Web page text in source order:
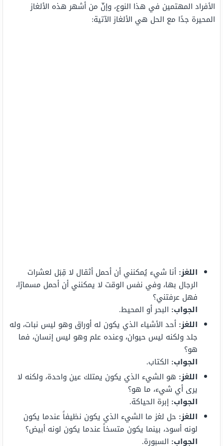
الأفراد المهتمين في هذا النوع، وإنّ من أشهر هذه الألغاز
المحيرة جدًا مع الحل هي الألغاز الآتية:
اللغز: أنا شيء يُمكنني أن أحمل أثقال لا قِبَل لعشرات
الرجال بها، وفي نفس الوقت لا يمكنني أن أحمل مسمارًا،
فهل عرفتني؟
الجواب: البحر أو المحيط.
اللغز: أحد الأشياء الذي يكون له أوراق وهو ليس نبات، وله
جلد ولكنه ليس حيوان، وعنده علم وهو ليس إنسان، فما
هو؟
الجواب: الكتاب.
اللغز: هو الشيء الذي يكون يمتلك عين واحدة، ولكنه لا
يرى أي شيء، ما هو؟
الجواب: إبرة الحياكة.
اللغز: حل لغز ما الشيء الذي يكون نظيفاً عندما يكون
لونه أسود، بينما يكون متسخاً عندما يكون لونه أبيض؟
الجواب: السبورة.